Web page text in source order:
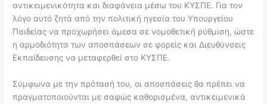
αντικειμενικότητα και διαφάνεια μέσω του ΚΥΣΠΕ. Για τον
λόγο αυτό ζητά από την πολιτική ηγεσία του Υπουργείου
Παιδείας να προχωρήσει άμεσα σε νομοθετική ρύθμιση, ώστε
η αρμοδιότητα των αποσπάσεων σε φορείς και Διευθύνσεις
Εκπαίδευσης να μεταφερθεί στο ΚΥΣΠΕ.
Σύμφωνα με την πρότασή του, οι αποσπάσεις θα πρέπει να
πραγματοποιούνται με σαφώς καθορισμένα, αντικειμενικά